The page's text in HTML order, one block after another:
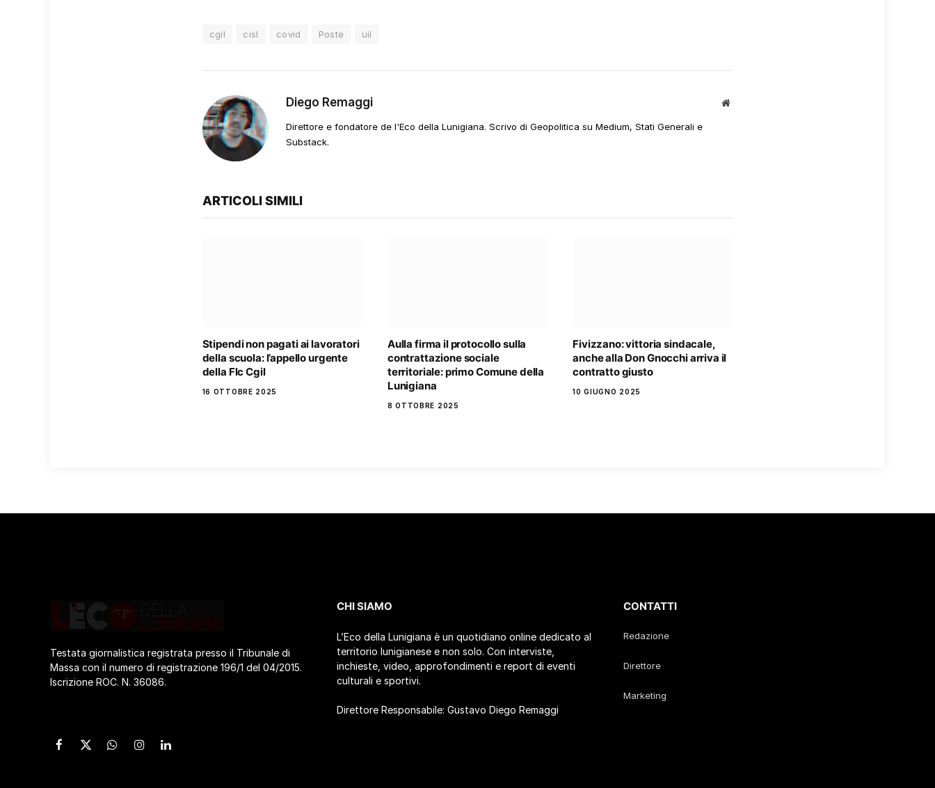
cgil cisl covid Poste uil
Diego Remaggi
Sito
Direttore e fondatore de l'Eco della Lunigiana. Scrivo di Geopolitica su Medium, Stati Generali e
Substack.
ARTICOLI SIMILI
Stipendi non pagati ai lavoratori
della scuola: l’appello urgente
della Flc Cgil
16 OTTOBRE 2025
Aulla firma il protocollo sulla
contrattazione sociale
territoriale: primo Comune della
Lunigiana
8 OTTOBRE 2025
Fivizzano: vittoria sindacale,
anche alla Don Gnocchi arriva il
contratto giusto
10 GIUGNO 2025
Testata giornalistica registrata presso il Tribunale di
Massa con il numero di registrazione 196/1 del 04/2015.
Iscrizione ROC. N. 36086.
CHI SIAMO
L’Eco della Lunigiana è un quotidiano online dedicato al
territorio lunigianese e non solo. Con interviste,
inchieste, video, approfondimenti e report di eventi
culturali e sportivi.
Direttore Responsabile: Gustavo Diego Remaggi
CONTATTI
Redazione
Direttore
Marketing
Facebook
X
WhatsApp
Instagram
LinkedIn